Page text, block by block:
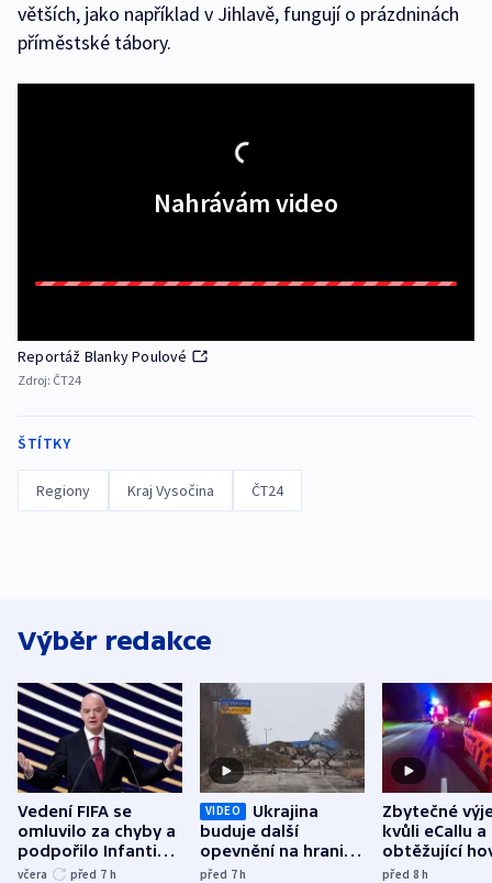
větších, jako například v Jihlavě, fungují o prázdninách
příměstské tábory.
Nahrávám video
Reportáž Blanky Poulové
Zdroj: ČT24
ŠTÍTKY
Regiony Kraj Vysočina ČT24
Výběr redakce
Vedení FIFA se
omluvilo za chyby a
podpořilo Infantina.
UEFA trvá na
včera před 7 h
VIDEO
Ukrajina
buduje další
opevnění na hranici
s Běloruskem
před 7h
Zbytečné
kvůli eCallu a
obtěžující
zdržují
před 8h